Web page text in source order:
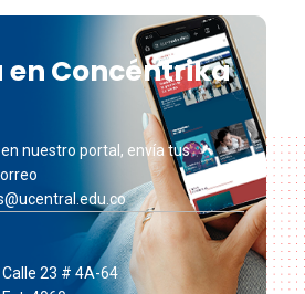
Concéntrika
nuestro portal, envía tus
Calle 23 # 4A-64